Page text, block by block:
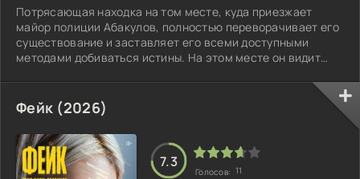
Потрясающая находка на том месте, куда приезжает
майор полиции Абакулов, полностью переворачивает его
существование и заставляет его всеми доступными
методами добиваться истины. На этом месте он видит
молодая женщина, которую сильно избили неизвестные
злодеи. К его большому ужасу, это оказывается его
собственная дочь. Состояние девушки девятнадцати лет
очень тяжелое. Пока он вызывает медиков и ждет
спасения, она, к несчастью, погибает у него
Фейк (2026)
7.3
Голосов: 11